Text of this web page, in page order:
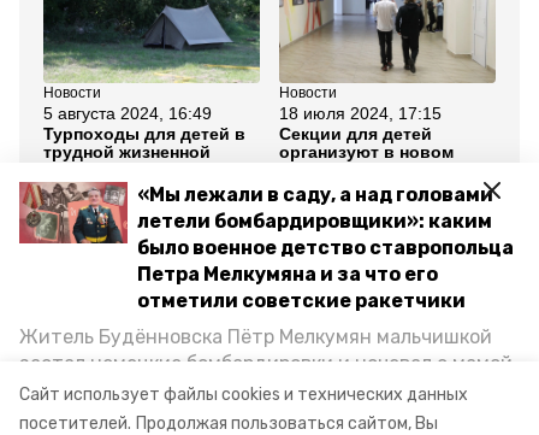
Сайт использует файлы cookies и технических данных
посетителей. Продолжая пользоваться сайтом, Вы
«Мы лежали в саду, а над головами
летели бомбардировщики»: каким
было военное детство ставропольца
Петра Мелкумяна и за что его
отметили советские ракетчики
Житель Будённовска Пётр Мелкумян мальчишкой
застал немецкие бомбардировки и ночевал с мамой
под открытым небом, когда гитлеровцы заняли их
дом. Чем запомнились эти дни, как выживали после
Новости
5 августа 2024, 16:49
Турпоходы для детей в
трудной жизненной
Изобильненском округе
Новости
18 июля 2024, 17:15
Секции для детей
организуют в новом
Кисловодска
Все новости